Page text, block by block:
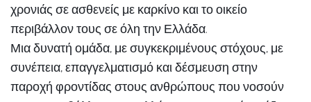
χρονιάς σε ασθενείς με καρκίνο και το οικείο
περιβάλλον τους σε όλη την Ελλάδα.
Μια δυνατή ομάδα, με συγκεκριμένους στόχους, με
συνέπεια, επαγγελματισμό και δέσμευση στην
παροχή φροντίδας στους ανθρώπους που νοσούν